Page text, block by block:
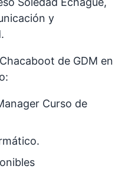
y
de GDM en
Curso de